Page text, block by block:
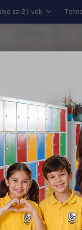
za 21. vek
predmetima,
za 21. vek